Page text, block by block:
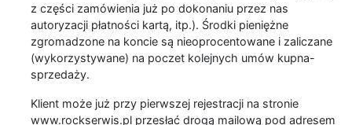
z części zamówienia już po dokonaniu przez nas
autoryzacji płatności kartą, itp.). Środki pieniężne
zgromadzone na koncie są nieoprocentowane i zaliczane
(wykorzystywane) na poczet kolejnych umów kupna-
sprzedaży.
Klient może już przy pierwszej rejestracji na stronie
www.rockserwis.pl przesłać drogą mailową pod adresem